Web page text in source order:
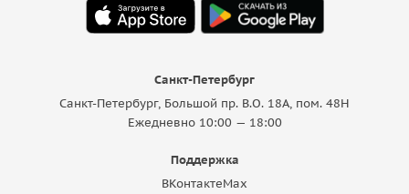
Санкт-Петербург
Санкт-Петербург, Большой пр. В.О. 18A, пом. 48Н
Ежедневно 10:00 — 18:00
Поддержка
ВКонтактеMax